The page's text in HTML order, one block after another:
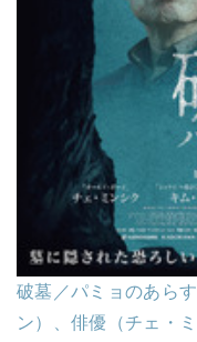
破墓／パミョのあら
ン）、俳優（チェ・